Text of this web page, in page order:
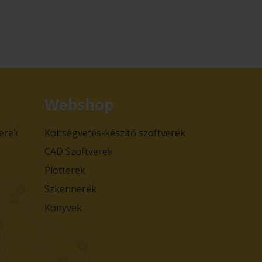
Webshop
Költségvetés-készítő szoftverek
CAD Szoftverek
Plotterek
Szkennerek
Könyvek